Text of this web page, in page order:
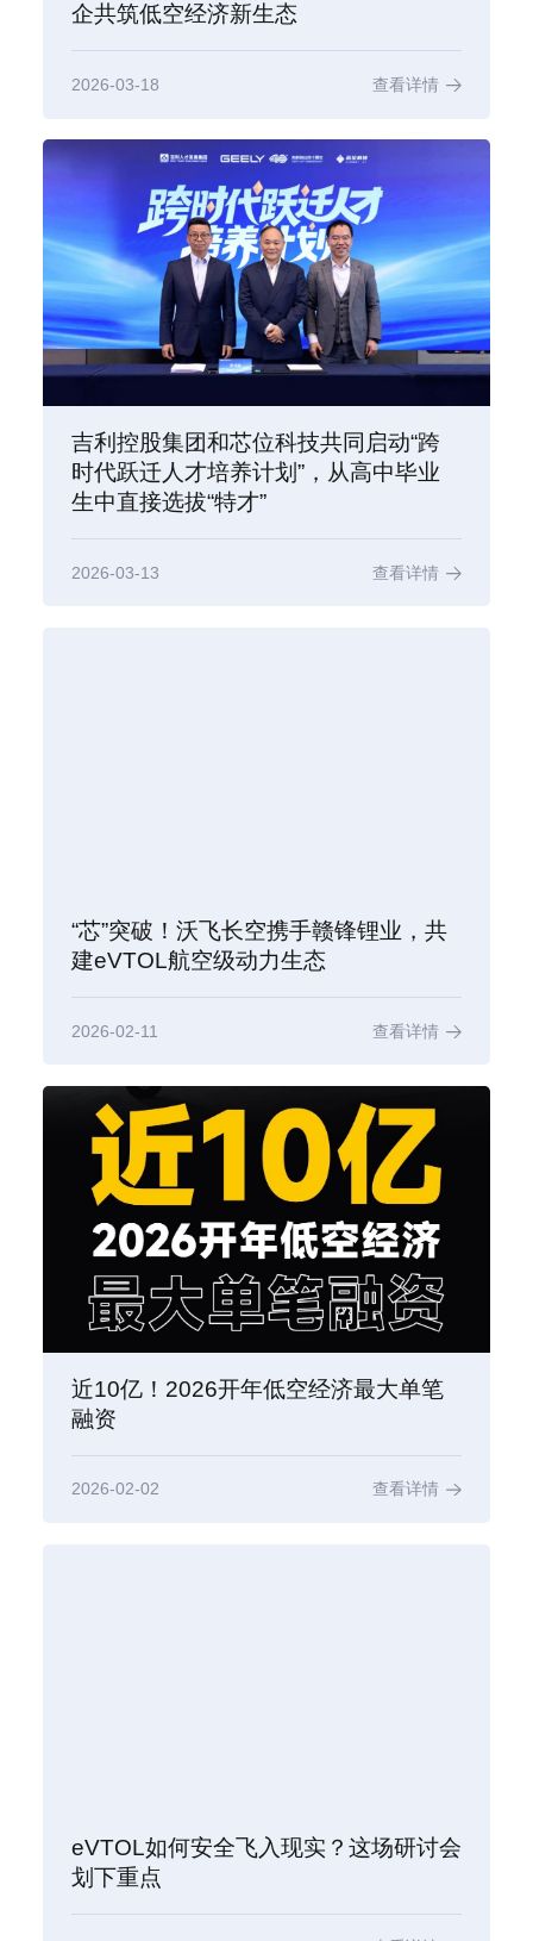
企共筑低空经济新生态
2026-03-18 查看详情
吉利控股集团和芯位科技共同启动“跨
时代跃迁人才培养计划”，从高中毕业
生中直接选拔“特才”
2026-03-13 查看详情
“芯”突破！沃飞长空携手赣锋锂业，共
建eVTOL航空级动力生态
2026-02-11 查看详情
近10亿！2026开年低空经济最大单笔
融资
2026-02-02 查看详情
eVTOL如何安全飞入现实？这场研讨会
划下重点